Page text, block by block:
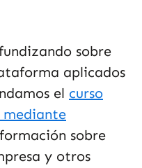
sobre
aplicados
el curso
mediante
sobre
y otros